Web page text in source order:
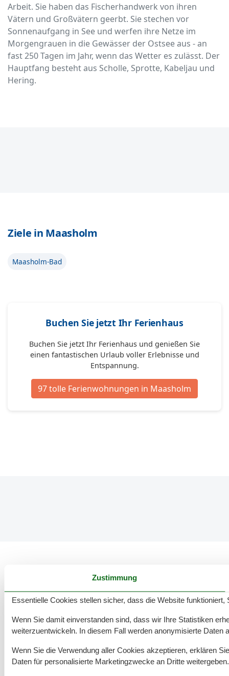
Arbeit. Sie haben das Fischerhandwerk von ihren
Vätern und Großvätern geerbt. Sie stechen vor
Sonnenaufgang in See und werfen ihre Netze im
Morgengrauen in die Gewässer der Ostsee aus - an
fast 250 Tagen im Jahr, wenn das Wetter es zulässt. Der
Hauptfang besteht aus Scholle, Sprotte, Kabeljau und
Hering.
Ziele in Maasholm
Maasholm-Bad
Buchen Sie jetzt Ihr Ferienhaus
Buchen Sie jetzt Ihr Ferienhaus und genießen Sie
einen fantastischen Urlaub voller Erlebnisse und
Entspannung.
97 tolle Ferienwohnungen in Maasholm
97 tolle Ferienwohnungen in Maasholm
Rund um deinen Urlaub an der Ostsee
Unterkünfte nach Region ▾
Zustimmung
Essentielle Cookies stellen sicher, dass die Website
Wenn Sie damit einverstanden sind, dass wir Ihre Statistiken
weiterzuentwickeln. In diesem Fall werden anonymisierte Daten
Wenn Sie die Verwendung aller Cookies akzeptieren, erklären
Daten für personalisierte Marketingzwecke an Dritte weitergeben.